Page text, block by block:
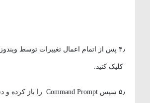
کلیک کنید.